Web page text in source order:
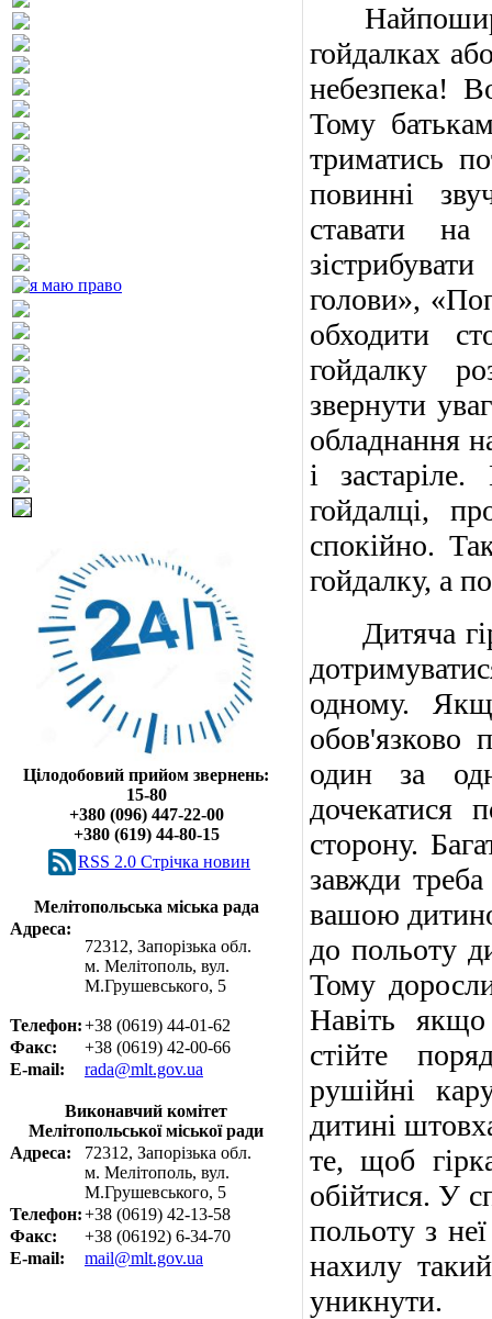
Цілодобовий прийом звернень:
15-80
+380 (096) 447-22-00
+380 (619) 44-80-15
RSS 2.0 Cтрічка новин
Мелітопольська міська рада
Адреса:
72312, Запорізька обл.
м. Мелітополь, вул.
М.Грушевського, 5
Телефон:+38 (0619) 44-01-62
Факс:
+38 (0619) 42-00-66
E-mail:
rada@mlt.gov.ua
Виконавчий комітет
Мелітопольської міської ради
Адреса:
72312, Запорізька обл.
м. Мелітополь, вул.
М.Грушевського, 5
Телефон:+38 (0619) 42-13-58
Факс:
+38 (06192) 6-34-70
E-mail:
mail@mlt.gov.ua
гойдалках
небезпека!
Тому
триматись
повинні
ставати
голови»,
обходити
гойдалку
звернути
обладнання
і
гойдалці,
спокійно.
гойдалку, а
Дитяча
одному.
обов'язково
один за
дочекатися
сторону.
завжди
вашою
до польоту
Тому
Навіть
стійте
рушійні
дитині
те, щоб
обійтися. У
польоту з
нахилу
уникнути.